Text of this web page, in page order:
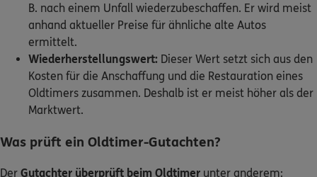
B. nach einem Unfall wiederzubeschaffen. Er wird meist
anhand aktueller Preise für ähnliche alte Autos
ermittelt.
Wiederherstellungswert: Dieser Wert setzt sich aus den
Kosten für die Anschaffung und die Restauration eines
Oldtimers zusammen. Deshalb ist er meist höher als der
Marktwert.
Was prüft ein Oldtimer-Gutachten?
Der Gutachter überprüft beim Oldtimer unter anderem: